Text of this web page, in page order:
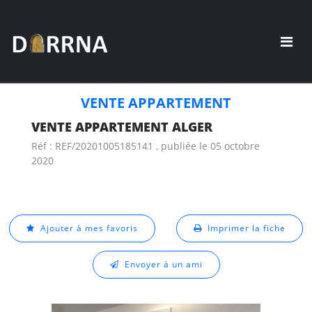
VENTE APPARTEMENT
VENTE APPARTEMENT ALGER
Réf : REF/20201005185141 , publiée le 05 octobre
2020
Ajouter à mes favoris Imprimer la fiche
Envoyer à un ami